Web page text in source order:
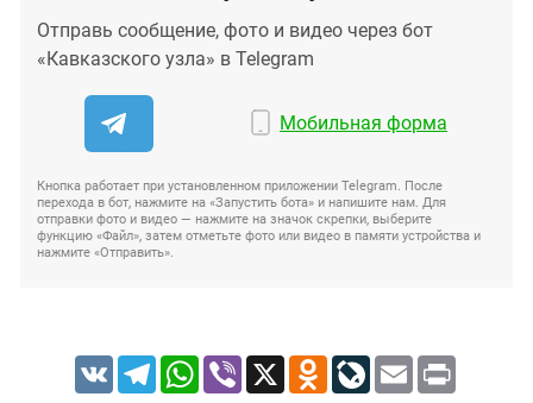
Отправь сообщение, фото и видео через бот
«Кавказского узла» в Telegram
Мобильная форма
Кнопка работает при установленном приложении Telegram. После
перехода в бот, нажмите на «Запустить бота» и напишите нам. Для
отправки фото и видео — нажмите на значок скрепки, выберите
функцию «Файл», затем отметьте фото или видео в памяти устройства и
нажмите «Отправить».
VK TelegramWhatsApp
Viber X Odnoklassniki
LiveJournal
Email Print